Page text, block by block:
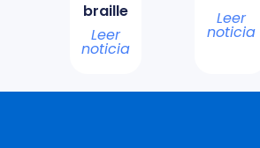
braille
Leer
noticia
Leer
noticia